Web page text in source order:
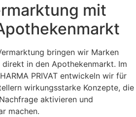
mit
bringen wir Marken
in den Apothekenmarkt. Im
PRIVAT entwickeln wir für
wirkungsstarke Konzepte, die
aktivieren und
machen.